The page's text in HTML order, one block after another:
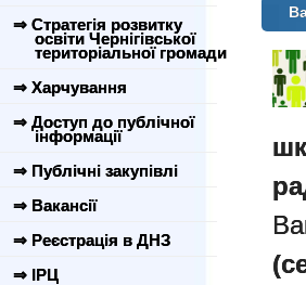
⇒ Стратегія розвитку
освіти Чернігівської
територіальної громади
⇒ Харчування
⇒ Доступ до публічної
інформації
⇒ Публічні закупівлі
⇒ Вакансії
⇒ Реєстрація в ДНЗ
⇒ ІРЦ